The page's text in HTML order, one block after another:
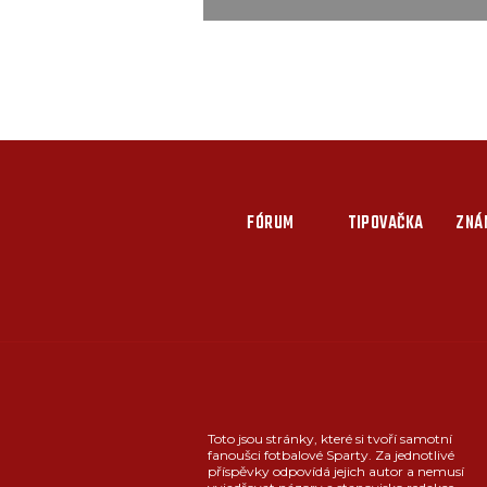
FÓRUM TIPOVAČKA
Toto jsou stránky, které si tvoří samotní
fanoušci fotbalové Sparty. Za jednotlivé
příspěvky odpovídá jejich autor a nemusí